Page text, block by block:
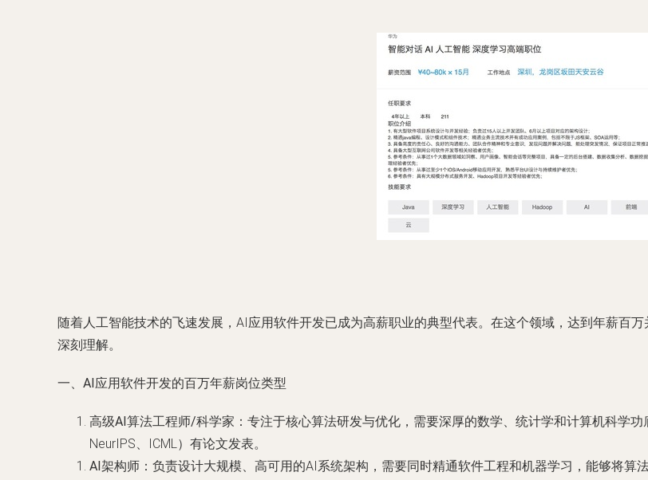
随着人工智能技术的飞速发展，AI应用软件开发已成为高薪职业的典型代表。在这个领域，达到年薪百
深刻理解。
一、AI应用软件开发的百万年薪岗位类型
高级AI算法工程师/科学家 ：专注于核心算法研发与优化，需要深厚的数学、统计学和计算机科学
NeurIPS、ICML）有论文发表。
AI架构师 ：负责设计大规模、高可用的AI系统架构，需要同时精通软件工程和机器学习，能够将算